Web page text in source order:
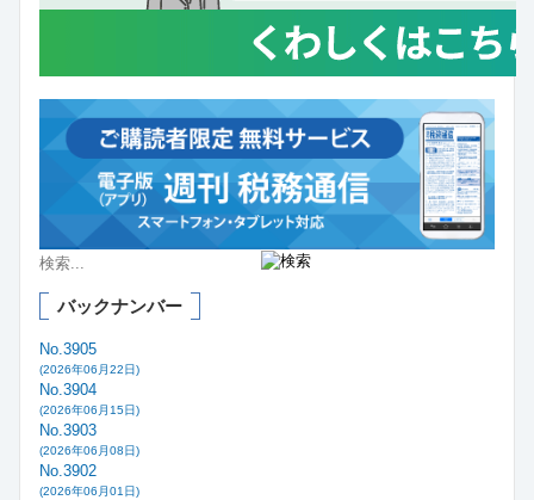
バックナンバー
No.3905
(2026年06月22日)
No.3904
(2026年06月15日)
No.3903
(2026年06月08日)
No.3902
(2026年06月01日)